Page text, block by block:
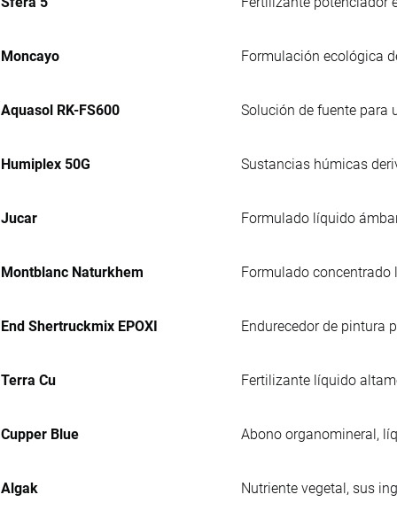
Moncayo Formulación ecológica
Aquasol RK-FS600 Solución de fuente para
Humiplex 50G Sustancias húmicas
Jucar Formulado líquido
Montblanc Naturkhem Formulado
End Shertruckmix EPOXI Endurecedor de pintura
Terra Cu Fertilizante líquido
Cupper Blue Abono organomineral,
Algak Nutriente vegetal, sus